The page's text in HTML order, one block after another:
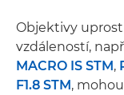
Objektivy
vzdáleností,
MACRO IS STM,
F1.8 STM,